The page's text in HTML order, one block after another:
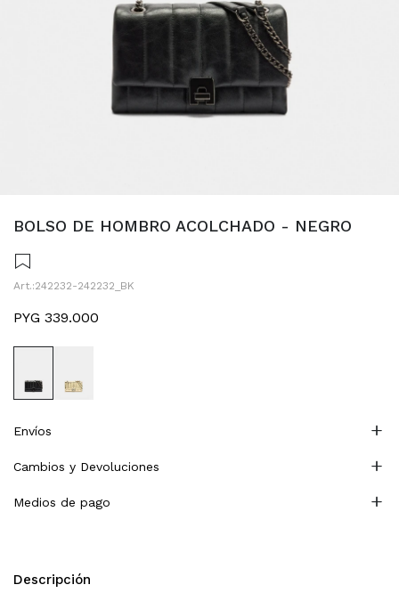
BOLSO DE HOMBRO ACOLCHADO - NEGRO
242232-242232_BK
PYG 339.000
Envíos
Cambios y Devoluciones
Medios de pago
Descripción